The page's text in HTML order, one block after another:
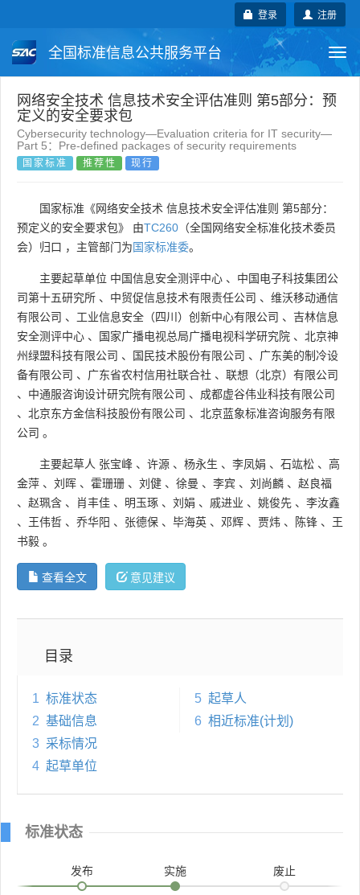
注册
登录
全国标准信息公共服务平台
国家标准 行业标准 地方标准
团体标准 企业标准 国际标准
网络安全技术 信息技术安全评估准则 第5部分：预
定义的安全要求包
Cybersecurity technology—Evaluation criteria for IT security—
Part 5：Pre-defined packages of security requirements
国家标准 推荐性 现行
国家标准《网络安全技术 信息技术安全评估准则 第5部分：
预定义的安全要求包》 由TC260 （全国网络安全标准化技术委员
会）归口 ，主管部门为国家标准委。
主要起草单位 中国信息安全测评中心 、 中国电子科技集团公
司第十五研究所 、 中贸促信息技术有限责任公司 、 维沃移动通信
有限公司 、 工业信息安全（四川）创新中心有限公司 、 吉林信息
安全测评中心 、 国家广播电视总局广播电视科学研究院 、 北京神
州绿盟科技有限公司 、 国民技术股份有限公司 、 广东美的制冷设
备有限公司 、 广东省农村信用社联合社 、 联想（北京）有限公司
、 中通服咨询设计研究院有限公司 、 成都虚谷伟业科技有限公司
、 北京东方金信科技股份有限公司 、 北京蓝象标准咨询服务有限
公司 。
主要起草人 张宝峰 、 许源 、 杨永生 、 李凤娟 、 石竑松 、 高
金萍 、 刘晖 、 霍珊珊 、 刘健 、 徐曼 、 李宾 、 刘尚麟 、 赵良福
、 赵珮含 、 肖丰佳 、 明玉琢 、 刘娟 、 戚进业 、 姚俊先 、 李汝鑫
、 王伟哲 、 乔华阳 、 张德保 、 毕海英 、 邓辉 、 贾炜 、 陈锋 、 王
书毅 。
查看全文 意见建议
目录
1 标准状态
2 基础信息
3 采标情况
4 起草单位
5 起草人
6 相近标准(计划)
标准状态
发布 实施 废止